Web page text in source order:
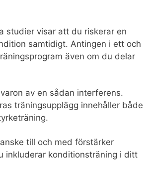
studier visar att du riskerar en
samtidigt. Antingen i ett och
även om du delar
av en sådan interferens.
träningsupplägg innehåller både
till och med förstärker
inkluderar konditionsträning i ditt